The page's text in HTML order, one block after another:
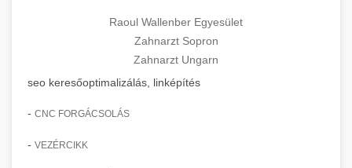
Raoul Wallenber Egyesület
Zahnarzt Sopron
Zahnarzt Ungarn
seo keresőoptimalizálás, linképítés
- CNC FORGÁCSOLÁS
- VEZÉRCIKK